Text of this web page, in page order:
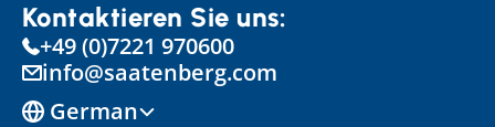
Kontaktieren Sie uns:
+49 (0)7221 970600
info@saatenberg.com
German